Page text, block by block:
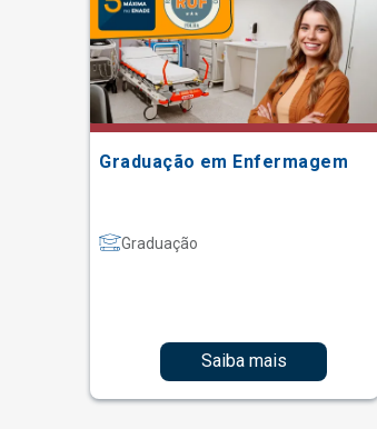
Graduação em Enfermagem
Graduação
Saiba mais